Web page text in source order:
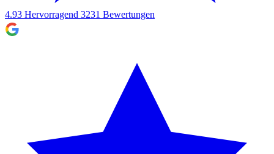
4.93 Hervorragend 3231 Bewertungen